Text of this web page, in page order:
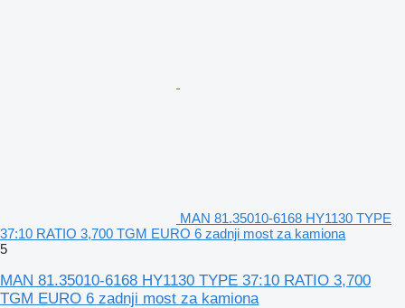
MAN 81.35010-6168 HY1130 TYPE
37:10 RATIO 3,700 TGM EURO 6 zadnji most za kamiona
5
MAN 81.35010-6168 HY1130 TYPE 37:10 RATIO 3,700
TGM EURO 6 zadnji most za kamiona